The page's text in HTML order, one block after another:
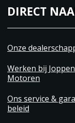
DIRECT
Onze
Werken bij Joppen
Motoren
Ons service &
beleid